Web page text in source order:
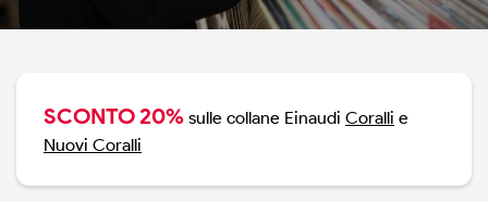
SCONTO 20% sulle collane Einaudi Coralli e
Nuovi Coralli